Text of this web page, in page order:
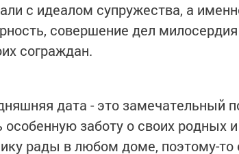
с идеалом супружества, а
совершение дел
сограждан.
дата - это замечательный
особенную заботу о своих родных
рады в любом доме, поэтому-то